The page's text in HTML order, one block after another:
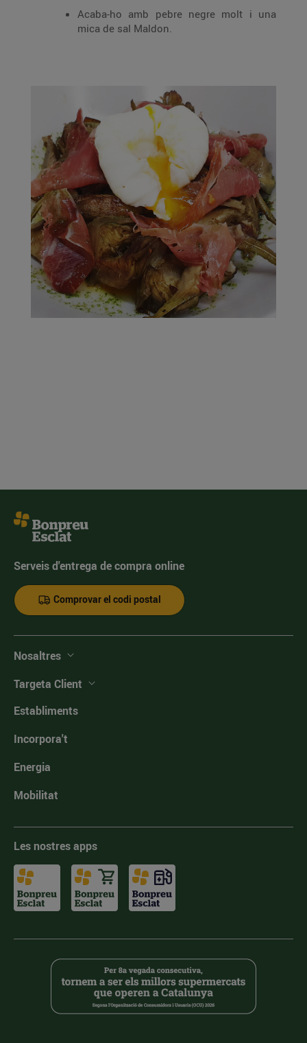
Acaba-ho amb pebre negre molt i una
mica de sal Maldon.
Serveis d'entrega de compra online
Comprovar el codi postal
Nosaltres
Targeta Client
Establiments
Incorpora't
Energia
Mobilitat
Les nostres apps